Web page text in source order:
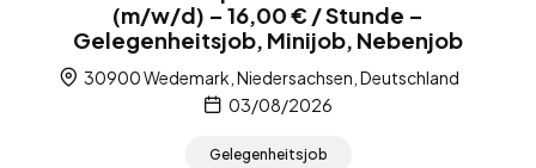
(m/w/d) – 16,00 € / Stunde –
Gelegenheitsjob, Minijob, Nebenjob
30900 Wedemark, Niedersachsen, Deutschland
03/08/2026
Gelegenheitsjob